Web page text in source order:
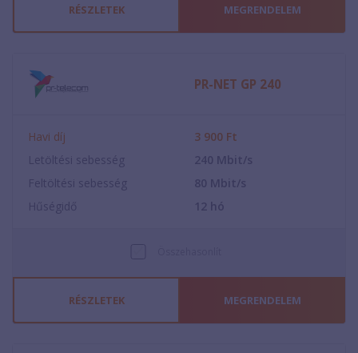
RÉSZLETEK MEGRENDELEM
PR-NET GP 240
Havi díj 3 900 Ft
Letöltési sebesség
240 Mbit/s
Feltöltési sebesség
80 Mbit/s
Hűségidő
12 hó
RÉSZLETEK MEGRENDELEM